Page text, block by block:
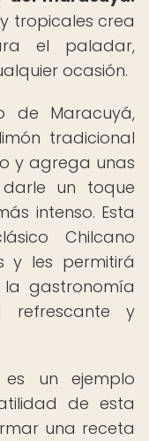
tropicales crea
el paladar,
ocasión.
de Maracuyá,
tradicional
y agrega unas
un toque
intenso. Esta
Chilcano
y les permitirá
gastronomía
refrescante y
un ejemplo
de esta
una receta